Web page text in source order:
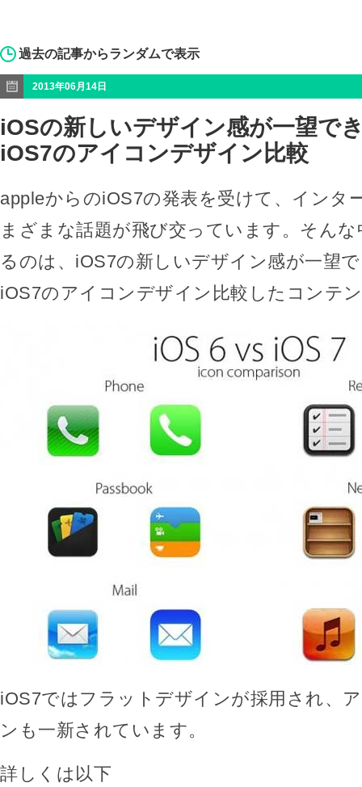
過去の記事からランダムで表示
2013年06月14日
iOSの新しいデザイン感が一望で
iOS7のアイコンデザイン比較
appleからのiOS7の発表を受けて、インタ
まざまな話題が飛び交っています。そん
るのは、iOS7の新しいデザイン感が一望
iOS7のアイコンデザイン比較したコンテ
iOS7ではフラットデザインが採用され、
ンも一新されています。
詳しくは以下